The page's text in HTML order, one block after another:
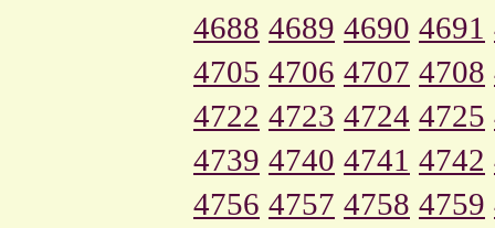
4688 4689 4690 4691
4705 4706 4707 4708
4722 4723 4724 4725
4739 4740 4741 4742
4756 4757 4758 4759